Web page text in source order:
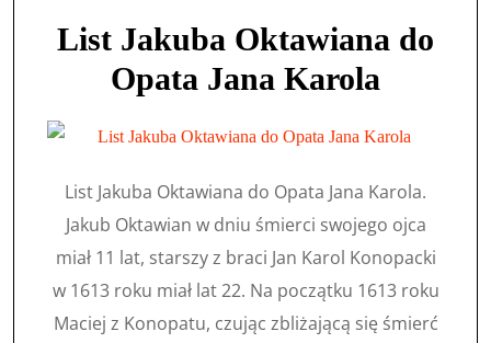
List Jakuba Oktawiana do
Opata Jana Karola
List Jakuba Oktawiana do Opata Jana Karola.
Jakub Oktawian w dniu śmierci swojego ojca
miał 11 lat, starszy z braci Jan Karol Konopacki
w 1613 roku miał lat 22. Na początku 1613 roku
Maciej z Konopatu, czując zbliżającą się śmierć